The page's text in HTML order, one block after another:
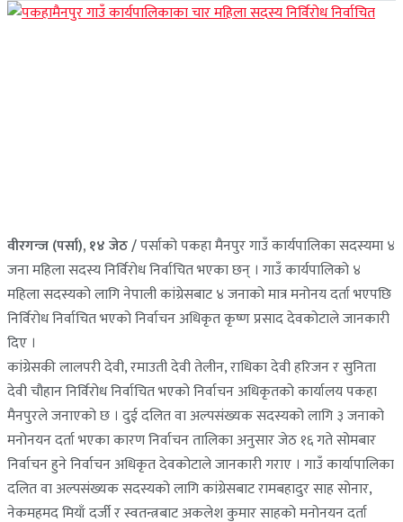
वीरगन्ज (पर्सा), १४ जेठ /पर्साको पकहा मैनपुर गाउँ कार्यपालिका सदस्यमा ४
जना महिला सदस्य निर्विरोध निर्वाचित भएका छन् । गाउँ कार्यपालिको ४
महिला सदस्यको लागि नेपाली कांग्रेसबाट ४ जनाको मात्र मनोनय दर्ता भएपछि
निर्विरोध निर्वाचित भएको निर्वाचन अधिकृत कृष्ण प्रसाद देवकोटाले जानकारी
दिए ।
कांग्रेसकी लालपरी देवी, रमाउती देवी तेलीन, राधिका देवी हरिजन र सुनिता
देवी चौहान निर्विरोध निर्वाचित भएको निर्वाचन अधिकृतको कार्यालय पकहा
मैनपुरले जनाएको छ । दुई दलित वा अल्पसंख्यक सदस्यको लागि ३ जनाको
मनोनयन दर्ता भएका कारण निर्वाचन तालिका अनुसार जेठ १६ गते सोमबार
निर्वाचन हुने निर्वाचन अधिकृत देवकोटाले जानकारी गराए । गाउँ कार्यापालिका
दलित वा अल्पसंख्यक सदस्यको लागि कांग्रेसबाट रामबहादुर साह सोनार,
नेकमहमद मियाँ दर्जी र स्वतन्त्रबाट अकलेश कुमार साहको मनोनयन दर्ता